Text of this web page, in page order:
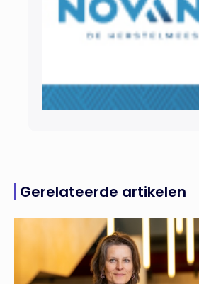
Gerelateerde artikelen